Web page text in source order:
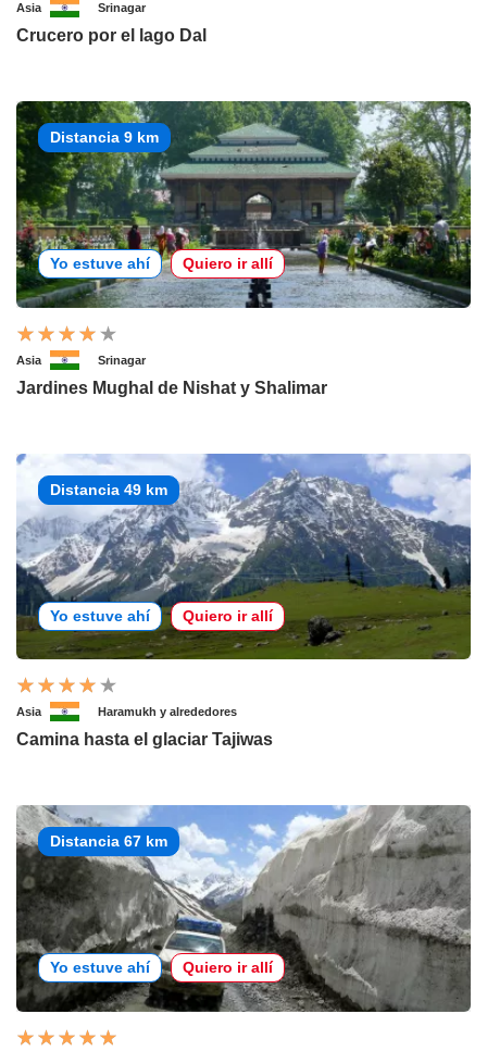
Asia Srinagar
Crucero por el lago Dal
Distancia 9 km
Yo estuve ahí Quiero ir allí
Asia Srinagar
Jardines Mughal de Nishat y Shalimar
Distancia 49 km
Yo estuve ahí Quiero ir allí
Asia Haramukh y alrededores
Camina hasta el glaciar Tajiwas
Distancia 67 km
Yo estuve ahí Quiero ir allí